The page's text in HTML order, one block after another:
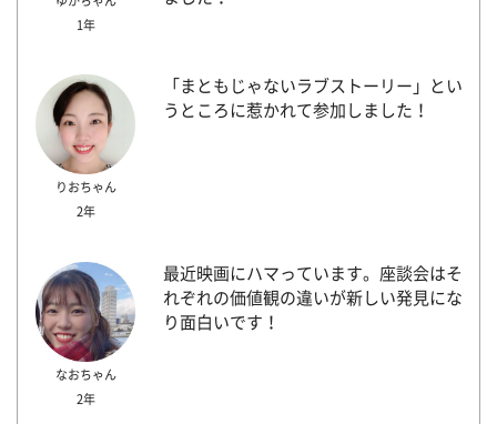
1年
りおちゃん
2年
「まともじゃないラブストーリー」とい
うところに惹かれて参加しました！
なおちゃん
2年
最近映画にハマっています。座談会はそ
れぞれの価値観の違いが新しい発見にな
り面白いです！